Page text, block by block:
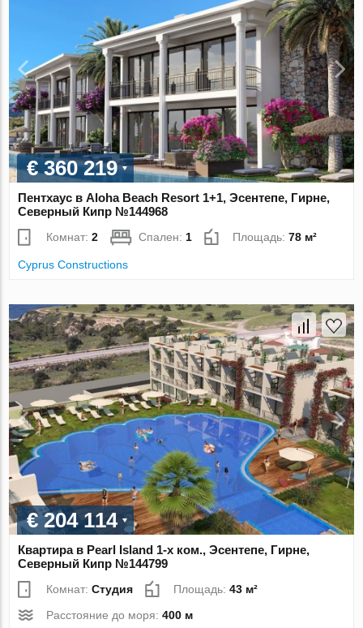
€ 360 219
Пентхаус в Aloha Beach Resort 1+1, Эсентепе, Гирне,
Северный Кипр №144968
Комнат:2 Спален:1 Площадь:78 м²
Cyprus Constructions
€ 204 114
Квартира в Pearl Island 1-х ком., Эсентепе, Гирне,
Северный Кипр №144799
Комнат:Студия Площадь:43 м²
Расстояние до моря:400 м